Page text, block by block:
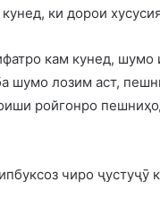
ки дорои
кам кунед,
шумо лозим аст,
ройгонро
чиро ҷустуҷӯ